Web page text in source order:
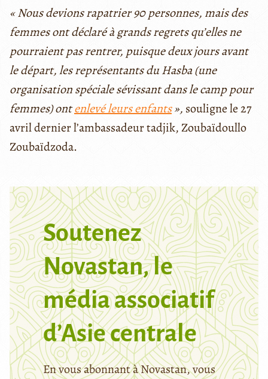
« Nous devions rapatrier 90 personnes, mais des
femmes ont déclaré à grands regrets qu’elles ne
pourraient pas rentrer, puisque deux jours avant
le départ, les représentants du Hasba (une
organisation spéciale sévissant dans le camp pour
femmes) ontenlevé leurs enfants», souligne le 27
avril dernier l’ambassadeur tadjik, Zoubaïdoullo
Zoubaïdzoda.
Soutenez
Novastan, le
média associatif
d’Asie centrale
En vous abonnant à Novastan, vous